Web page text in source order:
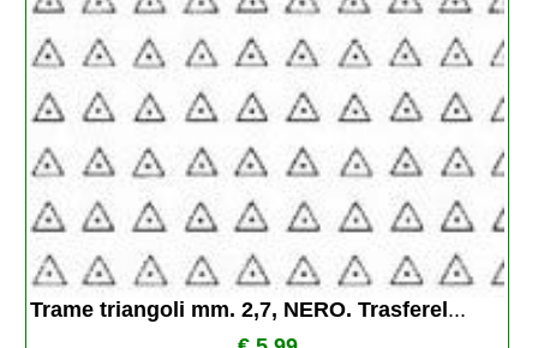
Trame triangoli mm. 2,7, NERO. Trasferel ...